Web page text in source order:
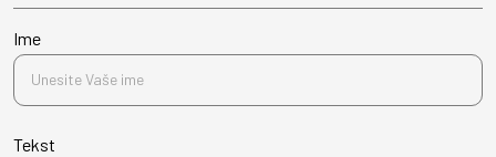
Ime
Tekst